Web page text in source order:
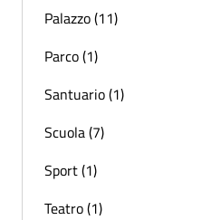
Palazzo (11)
Parco (1)
Santuario (1)
Scuola (7)
Sport (1)
Teatro (1)